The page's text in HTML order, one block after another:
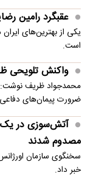
عقبگرد رامین
است.
واکنش تلویحی
محمدجواد ظریف نوشت:
ضرورت پیمان‌های
مصدوم شدند
سخنگوی سازمان
خبر داد.